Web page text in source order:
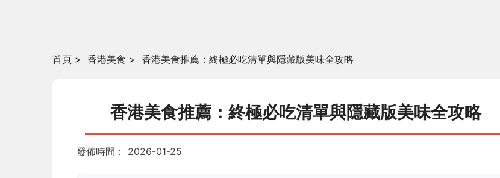
首頁 > 香港美食 > 香港美食推薦：終極必吃清單與隱藏版美味全攻略
香港美食推薦：終極必吃清單與隱藏版美味全攻略
發佈時間： 2026-01-25